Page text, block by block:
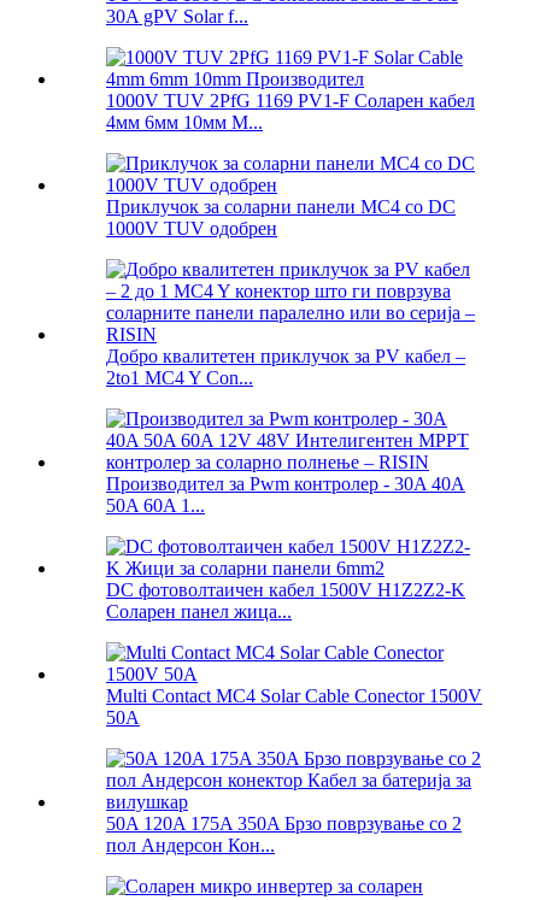
30A gPV Solar f...
1000V TUV 2PfG 1169 PV1-F Соларен кабел
4мм 6мм 10мм М...
Приклучок за соларни панели MC4 со DC
1000V TUV одобрен
Добро квалитетен приклучок за PV кабел –
2to1 MC4 Y Con...
Производител за Pwm контролер - 30A 40A
50A 60A 1...
DC фотоволтаичен кабел 1500V H1Z2Z2-K
Соларен панел жица...
Multi Contact MC4 Solar Cable Conector 1500V
50A
50A 120A 175A 350A Брзо поврзување со 2
пол Андерсон Кон...